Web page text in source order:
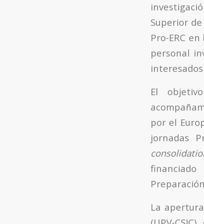
Superior
Pro-ERC
personal
El
por el
jornadas
La